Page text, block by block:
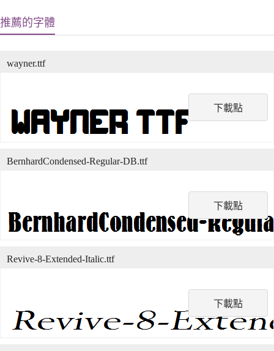
推薦的字體
下載點
wayner.ttf
下載點
BernhardCondensed-Regular-DB.ttf
下載點
Revive-8-Extended-Italic.ttf